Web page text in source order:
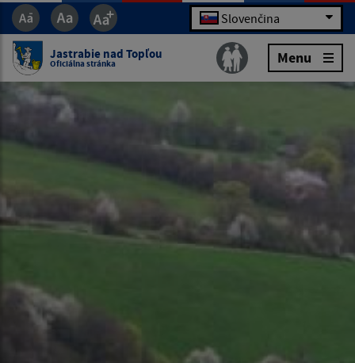
Slovenčina
Jastrabie nad Topľou
Oficiálna stránka Menu